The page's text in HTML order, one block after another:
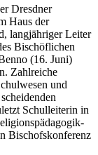
Dresdner
Haus der
langjähriger Leiter
Bischöflichen
(16. Juni)
Zahlreiche
und
Schulleiterin in
Bischofskonferenz